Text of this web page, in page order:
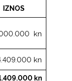
IZNOS
kn
kn
kn